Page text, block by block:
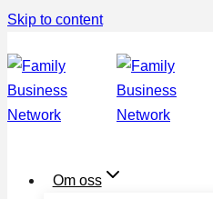
Skip to content
Om oss